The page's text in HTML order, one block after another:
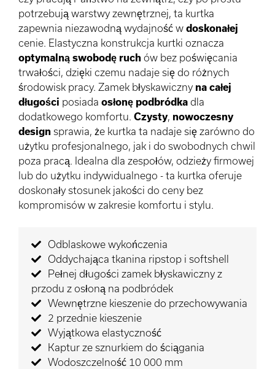
potrzebują warstwy zewnętrznej, ta kurtka
zapewnia niezawodną wydajność w doskonałej
cenie. Elastyczna konstrukcja kurtki oznacza
optymalną swobodę ruch ów bez poświęcania
trwałości, dzięki czemu nadaje się do różnych
środowisk pracy. Zamek błyskawiczny na całej
długości posiada osłonę podbródka dla
dodatkowego komfortu. Czysty, nowoczesny
design sprawia, że kurtka ta nadaje się zarówno do
użytku profesjonalnego, jak i do swobodnych chwil
poza pracą. Idealna dla zespołów, odzieży firmowej
lub do użytku indywidualnego - ta kurtka oferuje
doskonały stosunek jakości do ceny bez
kompromisów w zakresie komfortu i stylu.
Odblaskowe wykończenia
Oddychająca tkanina ripstop i softshell
Pełnej długości zamek błyskawiczny z
przodu z osłoną na podbródek
Wewnętrzne kieszenie do przechowywania
2 przednie kieszenie
Wyjątkowa elastyczność
Kaptur ze sznurkiem do ściągania
Wodoszczelność 10 000 mm